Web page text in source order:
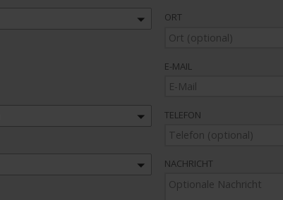
ORT
E-MAIL
TELEFON
NACHRICHT